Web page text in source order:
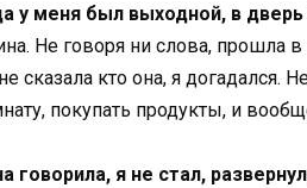
у меня был выходной, в дверь
Не говоря ни слова, прошла
сказала кто она, я догадался.
покупать продукты, и
говорила, я не стал,